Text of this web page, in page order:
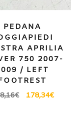
PEDANA
APRILIA
750 2007-
/ LEFT
€ 178,34€